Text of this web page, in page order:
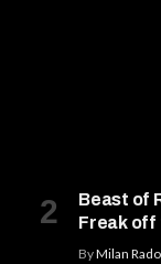
Beast of
Freak off
ByMilan